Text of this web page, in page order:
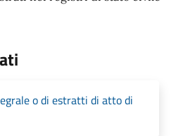
o di estratti di atto di